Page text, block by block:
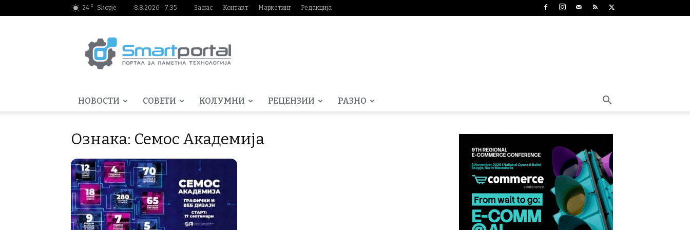
24 C Skopje 8.8.2026 - 7:35 За нас Контакт Маркетинг Редакција
НОВОСТИ СОВЕТИ КОЛУМНИ РЕЦЕНЗИИ РАЗНО
Ознака: Семос Академија